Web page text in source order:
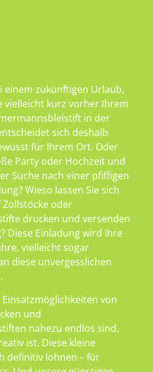
einem zukünftigen Urlaub,
vielleicht kurz vorher Ihrem
in der
sich deshalb
für Ihrem Ort. Oder
Party oder Hochzeit und
Suche nach einer pfiffigen
Wieso lassen Sie sich
oder
drucken und versenden
Diese Einladung wird Ihre
vielleicht sogar
diese unvergesslichen
Einsatzmöglichkeiten von
und
nahezu endlos sind,
ist. Diese kleine
definitiv lohnen – für